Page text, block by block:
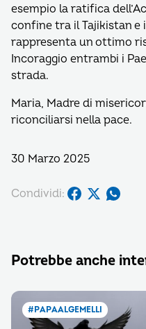
esempio la ratifica
confine tra il Tajikistan e
rappresenta un ottimo
Incoraggio entrambi i
strada.
Maria, Madre di
riconciliarsi nella pace.
30 Marzo 2025
Condividi:
Potrebbe anche
#PAPAALGEMELLI